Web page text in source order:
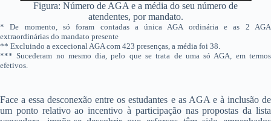
Figura: Número de AGA e a média do seu número de
atendentes, por mandato.
* De momento, só foram contadas a única AGA ordinária e as 2 AGA
extraordinárias do mandato presente
** Excluindo a excecional AGA com 423 presenças, a média foi 38.
*** Sucederam no mesmo dia, pelo que se trata de uma só AGA, em termos
efetivos.
Face a essa desconexão entre os estudantes e as AGA e à inclusão de
um ponto relativo ao incentivo à participação nas propostas da lista